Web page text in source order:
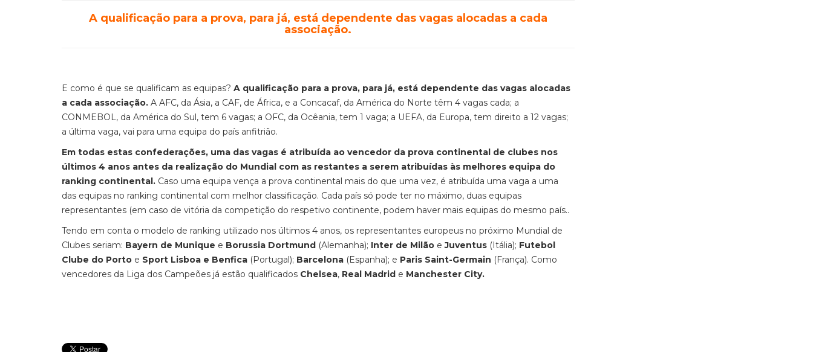
A qualificação para a prova, para já, está dependente das vagas alocadas a cada
associação.
E como é que se qualificam as equipas? A qualificação para a prova, para já, está dependente das vagas alocadas
a cada associação. A AFC, da Ásia, a CAF, de África, e a Concacaf, da América do Norte têm 4 vagas cada; a
CONMEBOL, da América do Sul, tem 6 vagas; a OFC, da Ocêania, tem 1 vaga; a UEFA, da Europa, tem direito a 12 vagas;
a última vaga, vai para uma equipa do país anfitrião.
Em todas estas confederações, uma das vagas é atribuída ao vencedor da prova continental de clubes nos
últimos 4 anos antes da realização do Mundial com as restantes a serem atribuídas às melhores equipa do
ranking continental. Caso uma equipa vença a prova continental mais do que uma vez, é atribuída uma vaga a uma
das equipas no ranking continental com melhor classificação. Cada país só pode ter no máximo, duas equipas
representantes (em caso de vitória da competição do respetivo continente, podem haver mais equipas do mesmo país..
Tendo em conta o modelo de ranking utilizado nos últimos 4 anos, os representantes europeus no próximo Mundial de
Clubes seriam: Bayern de Munique e Borussia Dortmund (Alemanha); Inter de Milão eJuventus (Itália); Futebol
Clube do Porto e Sport Lisboa e Benfica (Portugal); Barcelona (Espanha); e Paris Saint-Germain (França). Como
vencedores da Liga dos Campeões já estão qualificados Chelsea, Real Madrid e Manchester City.